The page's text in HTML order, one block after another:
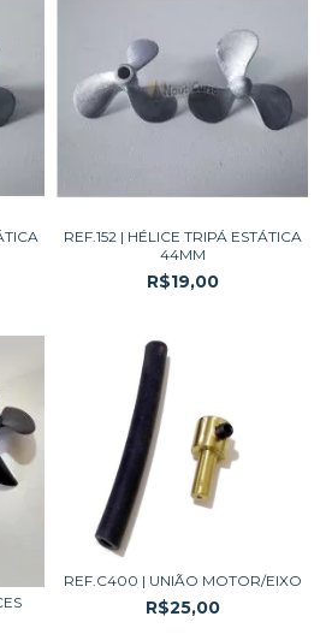
REF.152 | HÉLICE TRIPÁ ESTÁTICA
44MM
R$19,00
REF.C400 | UNIÃO MOTOR/EIXO
R$25,00